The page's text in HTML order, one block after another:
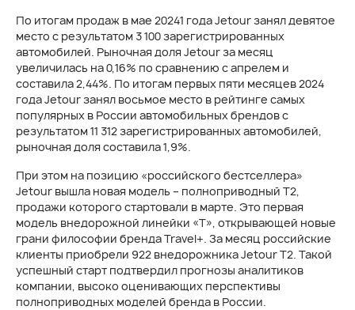
По итогам продаж в мае 20241 года Jetour занял девятое
место с результатом 3 100 зарегистрированных
автомобилей. Рыночная доля Jetour за месяц
увеличилась на 0,16% по сравнению с апрелем и
составила 2,44%. По итогам первых пяти месяцев 2024
года Jetour занял восьмое место в рейтинге самых
популярных в России автомобильных брендов с
результатом 11 312 зарегистрированных автомобилей,
рыночная доля составила 1,9%.
При этом на позицию «российского бестселлера»
Jetour вышла новая модель – полноприводный T2,
продажи которого стартовали в марте. Это первая
модель внедорожной линейки «Т», открывающей новые
грани философии бренда Travel+. За месяц российские
клиенты приобрели 922 внедорожника Jetour T2. Такой
успешный старт подтвердил прогнозы аналитиков
компании, высоко оценивающих перспективы
полноприводных моделей бренда в России.